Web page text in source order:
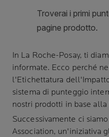
In La Roche-Posay, ti
informate. Ecco perché
l'Etichettatura
sistema di punteggio
nostri prodotti in base
Successivamente ci
Association, un'iniziativa